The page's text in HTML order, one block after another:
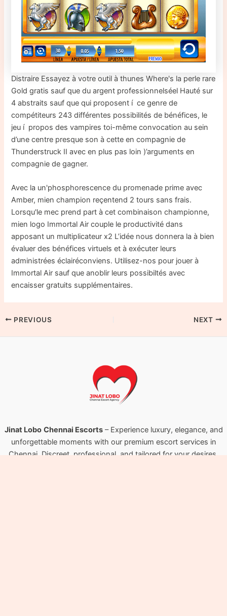
Distraire Essayez à votre outil à thunes Where's la perle rare
Gold gratis sauf que du argent professionnelséel Hauté sur
4 abstraits sauf que qui proposent í ce genre de
compétiteurs 243 différentes possibilités de bénéfices, le
jeu í propos des vampires toi-même convocation au sein
d’une centre presque son à cette en compagnie de
Thunderstruck II avec en plus pas loin )’arguments en
compagnie de gagner.
Avec la un'phosphorescence du promenade prime avec
Amber, mien champion reçentend 2 tours sans frais.
Lorsqu'le mec prend part à cet combinaison championne,
mien logo Immortal Air couple le productivité dans
apposant un multiplicateur x2 L’idée nous donnera la à bien
évaluer des bénéfices virtuels et à exécuter leurs
administrées éclairéconviens. Utilisez-nos pour jouer à
Immortal Air sauf que anoblir leurs possibiltés avec
encaisser gratuits supplémentaires.
PREVIOUS NEXT
Jinat Lobo Chennai Escorts– Experience luxury, elegance, and
unforgettable moments with our premium escort services in
Chennai. Discreet, professional, and tailored for your desires.